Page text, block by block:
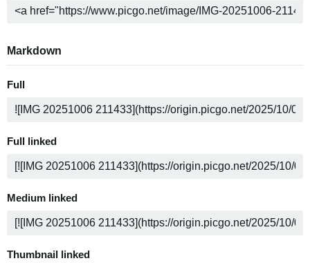
Markdown
Full
Full linked
Medium linked
Thumbnail linked